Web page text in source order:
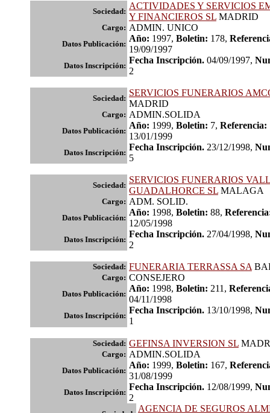
Sociedad:
ACTIVIDADES Y SERVICIOS
Y FINANCIEROS SLMADRID
Cargo: ADMIN. UNICO
Datos Publicación:
Año: 1997, Boletin: 178,
19/09/1997
Datos Inscripción:
Fecha Inscripción.04/09/1997,
2
Sociedad:
SERVICIOS FUNERARIOS
MADRID
Cargo: ADMIN.SOLIDA
Datos Publicación:
Año: 1999, Boletin: 7, Referencia:
13/01/1999
Datos Inscripción:
Fecha Inscripción.23/12/1998,
5
Sociedad:
SERVICIOS FUNERARIOS
GUADALHORCE SLMALAGA
Cargo: ADM. SOLID.
Datos Publicación:
Año: 1998, Boletin: 88,
12/05/1998
Datos Inscripción:
Fecha Inscripción.27/04/1998,
2
Sociedad: FUNERARIA TERRASSA SA
Cargo: CONSEJERO
Datos Publicación:
Año: 1998, Boletin: 211,
04/11/1998
Datos Inscripción:
Fecha Inscripción.13/10/1998,
1
Sociedad: GEFINSA INVERSION SL
Cargo: ADMIN.SOLIDA
Datos Publicación:
Año: 1999, Boletin: 167,
31/08/1999
Datos Inscripción:
Fecha Inscripción.12/08/1999,
2
AGENCIA DE SEGUROS